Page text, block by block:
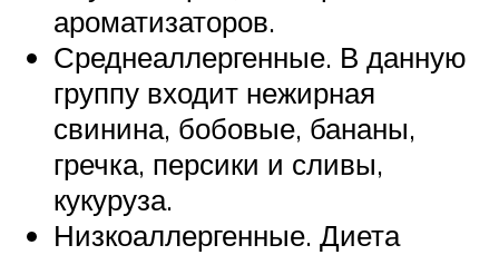
ароматизаторов.
Среднеаллергенные. В данную
группу входит нежирная
свинина, бобовые, бананы,
гречка, персики и сливы,
кукуруза.
Низкоаллергенные. Диета